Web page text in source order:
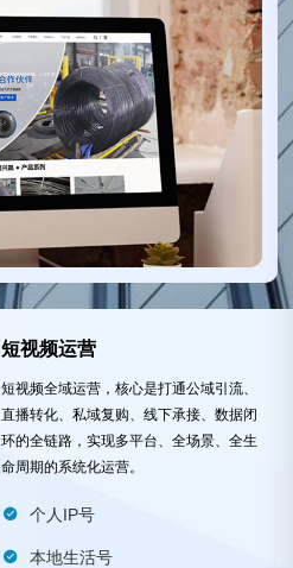
短视频运营
短视频全域运营，核心是打通公域引流、
直播转化、私域复购、线下承接、数据闭
环的全链路，实现多平台、全场景、全生
命周期的系统化运营。
个人IP号
本地生活号